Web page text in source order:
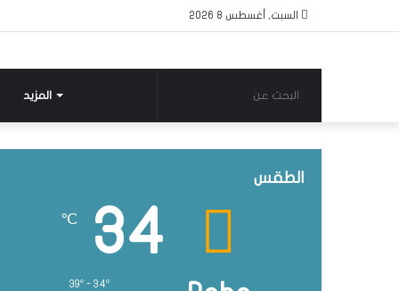
السبت, أغسطس 8 2026
المزيد البحث
عن
الطقس
34
℃